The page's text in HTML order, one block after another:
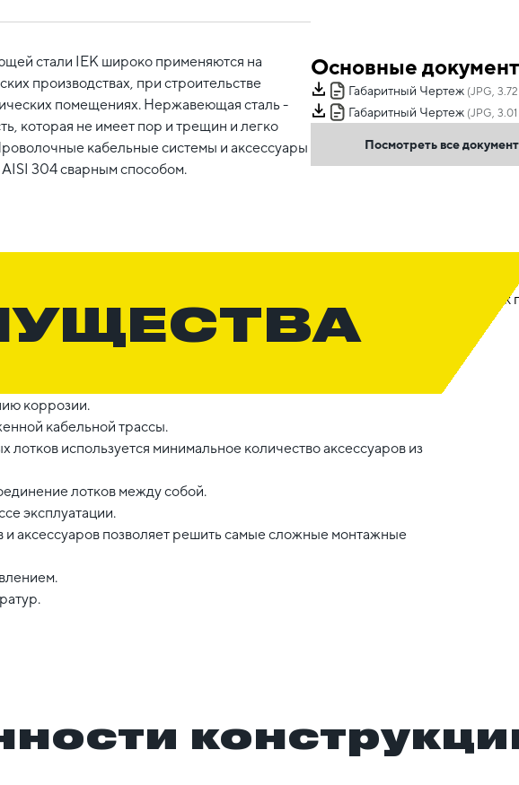
стали IEK широко применяются на
производствах, при строительстве
помещениях. Нержавеющая сталь -
которая не имеет пор и трещин и легко
кабельные системы и аксессуары
AISI 304 сварным способом.
Основные
Габаритный Чертеж (JPG,
Габаритный Чертеж (JPG,
Посмотреть все
коррозии.
кабельной трассы.
используется минимальное количество аксессуаров из
лотков между собой.
эксплуатации.
и аксессуаров позволяет решить самые сложные монтажные